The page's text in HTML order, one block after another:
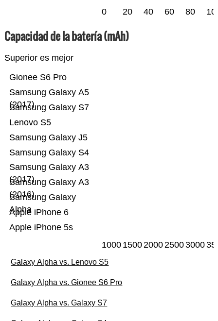
0 20 40 60 80
Capacidad de la batería (mAh)
Superior es mejor
Apple iPhone 5s
Apple iPhone 6
Samsung Galaxy
Alpha
Samsung Galaxy A3
(2016)
Samsung Galaxy A3
(2017)
Samsung Galaxy S4
Samsung Galaxy J5
Lenovo S5
Samsung Galaxy S7
Samsung Galaxy A5
(2017)
Gionee S6 Pro
1000 1500200025003000
Galaxy Alpha vs. Lenovo S5
Galaxy Alpha vs. Gionee S6 Pro
Galaxy Alpha vs. Galaxy S7